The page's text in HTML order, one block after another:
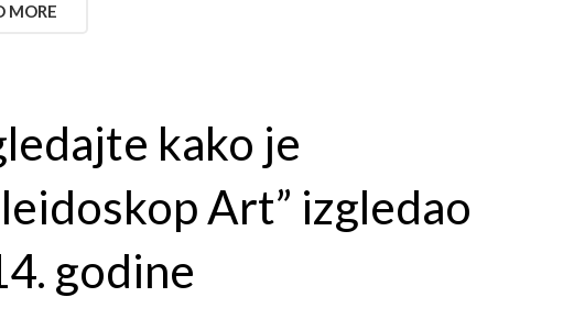
MORE
kako je
Art” izgledao
godine